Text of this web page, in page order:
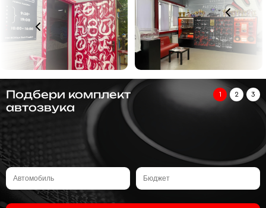
Подбери комплект
автозвука
1 2 3